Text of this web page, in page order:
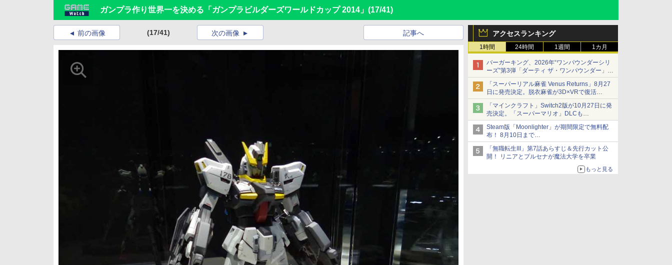
ガンプラ作り世界一を決める「ガンプラビルダーズワールドカップ 2014」 (17/41)
アクセスランキング
1時間 24時間 1週間 1カ月
バーガーキング、2026年“ワンパウンダーシリ
ーズ”第3弾「ダーティ ザ・ワンパウンダー」を
8月7日発売
「特製ガーリックマヨソース」を使用した超大
型チーズバーガー
「スーパーリアル麻雀 Venus Returns」8月27
日に発売決定。脱衣麻雀が3D×VRで復活
発売から2週間は20%オフになるセールが実施
「マインクラフト」Switch2版が10月27日に発
売決定。「スーパーマリオ」DLCも
Switch版からのアップグレードも可能に
Steam版「Moonlighter」が期間限定で無料配
布！ 8月10日まで
続編「Moonlighter 2」の発売は9月2日に決定
「無職転生III」第7話あらすじ＆先行カット公
開！ リニアとプルセナが魔法大学を卒業
もっと見る
前の画像 (17/41) 記事へ
次の画像